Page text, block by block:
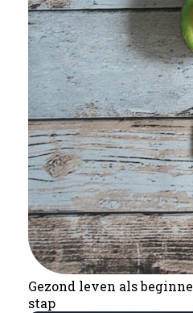
Gezond leven als
stap